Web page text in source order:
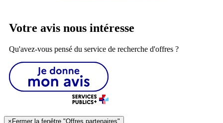
Votre avis nous intéresse
Qu'avez-vous pensé du service de recherche d'offres ?
×Fermer la fenêtre "Offres partenaires"